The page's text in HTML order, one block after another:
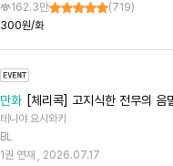
162.3만
(719)
300원/화
만화 [체리콕] 고지식한 전무의 음
테니야 요시와키
BL
1권 연재 , 2026.07.17